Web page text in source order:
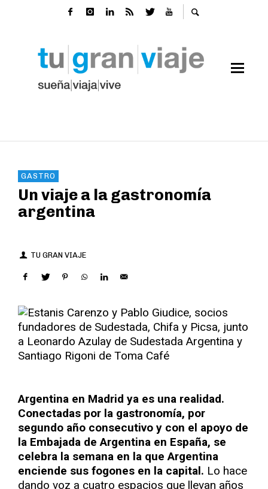
GASTRO
Un viaje a la gastronomía
argentina
TU GRAN VIAJE
Argentina en Madrid ya es una realidad.
Conectadas por la gastronomía, por
segundo año consecutivo y con el apoyo de
la Embajada de Argentina en España, se
celebra la semana en la que Argentina
enciende sus fogones en la capital. Lo hace
dando voz a cuatro espacios que llevan años